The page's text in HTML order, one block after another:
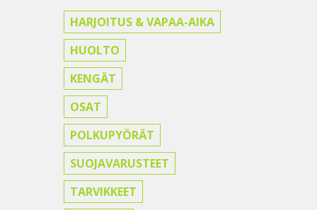
HARJOITUS & VAPAA-AIKA
HUOLTO
KENGÄT
OSAT
POLKUPYÖRÄT
SUOJAVARUSTEET
TARVIKKEET